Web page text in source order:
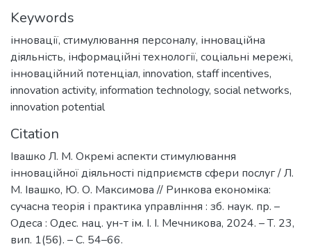
Keywords
інновації, стимулювання персоналу, інноваційна
діяльність, інформаційні технології, соціальні мережі,
інноваційний потенціал, innovation, staff incentives,
innovation activity, information technology, social networks,
innovation potential
Citation
Івашко Л. М. Окремі аспекти стимулювання
інноваційної діяльності підприємств сфери послуг / Л.
М. Івашко, Ю. О. Максимова // Ринкова економіка:
сучасна теорія і практика управління : зб. наук. пр. –
Одеса : Одес. нац. ун-т ім. І. І. Мечникова, 2024. – Т. 23,
вип. 1(56). – С. 54–66.